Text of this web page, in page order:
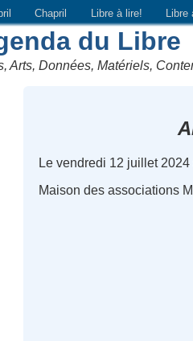
Chapril Libre à lire!
du Libre
Arts, Données, Matériels,
Le vendredi 12 juillet
Maison des associations